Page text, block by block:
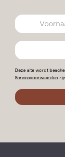
Deze site wordt
Servicevoorwaarden